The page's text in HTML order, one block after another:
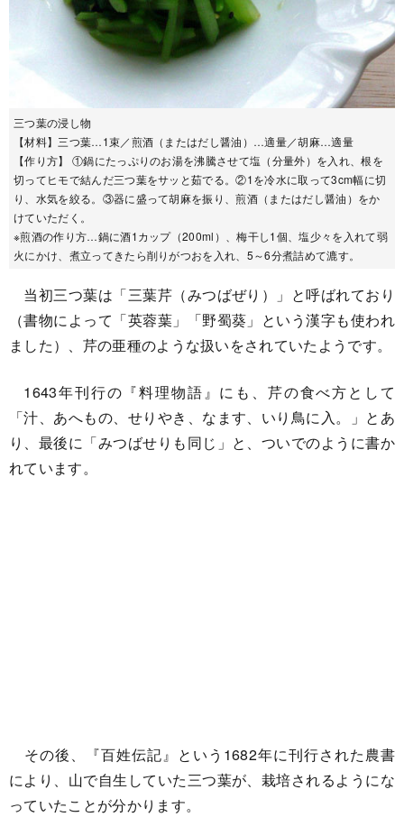
三つ葉の浸し物
【材料】三つ葉…1束／煎酒（またはだし醤油）…適量／胡麻…適量
【作り方】 ①鍋にたっぷりのお湯を沸騰させて塩（分量外）を入れ、根を
切ってヒモで結んだ三つ葉をサッと茹でる。②1を冷水に取って3cm幅に切
り、水気を絞る。③器に盛って胡麻を振り、煎酒（またはだし醤油）をか
けていただく。
※煎酒の作り方…鍋に酒1カップ（200ml）、梅干し1個、塩少々を入れて弱
火にかけ、煮立ってきたら削りがつおを入れ、5～6分煮詰めて漉す。
当初三つ葉は「三葉芹（みつばぜり）」と呼ばれており
（書物によって「英蓉葉」「野蜀葵」という漢字も使われ
ました）、芹の亜種のような扱いをされていたようです。
1643年刊行の『料理物語』にも、芹の食べ方として
「汁、あへもの、せりやき、なます、いり鳥に入。」とあ
り、最後に「みつばせりも同じ」と、ついでのように書か
れています。
その後、『百姓伝記』という1682年に刊行された農書
により、山で自生していた三つ葉が、栽培されるようにな
っていたことが分かります。